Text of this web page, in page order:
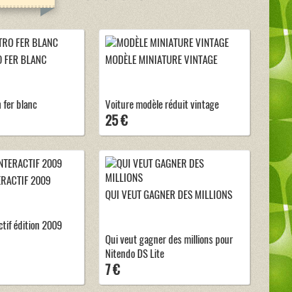
FER BLANC
fer blanc
MODÈLE MINIATURE VINTAGE
Voiture modèle réduit vintage
25 €
2009
édition 2009
QUI VEUT GAGNER DES MILLIONS
Qui veut gagner des millions pour
Nitendo DS Lite
7 €